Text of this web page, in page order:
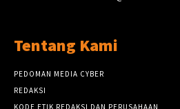
Tentang Kami
PEDOMAN MEDIA CYBER
REDAKSI
KODE ETIK REDAKSI DAN PERUSAHAAN